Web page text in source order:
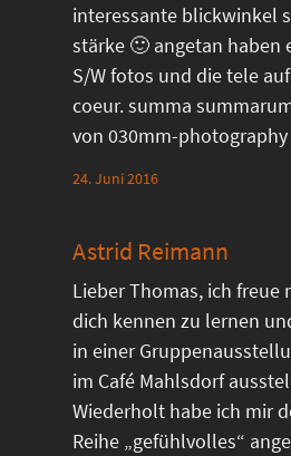
interessante blickwinkel
stärke 🙂 angetan haben
S/W fotos und die tele
coeur. summa
von 030mm-photography
24. Juni 2016
Astrid Reimann
Lieber Thomas, ich freue
dich kennen zu lernen
in einer
im Café Mahlsdorf
Wiederholt habe ich mir
Reihe „gefühlvolles“